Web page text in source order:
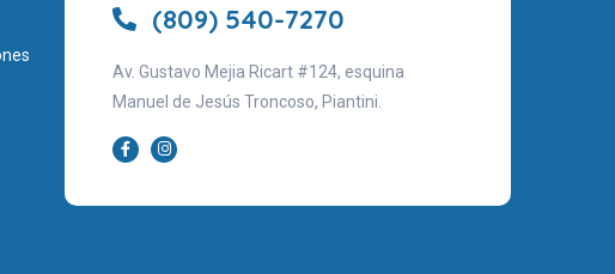
(809) 540-7270
Av. Gustavo Mejia Ricart #124, esquina
Manuel de Jesús Troncoso, Piantini.